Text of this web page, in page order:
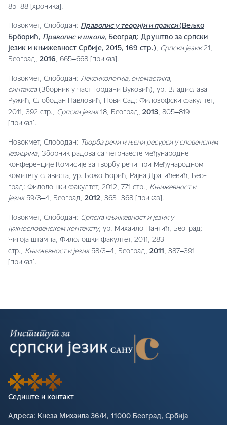
85‒88 [хроника].
Новокмет, Слободан: Правопис у теорији и пракси(Вељко
Брборић, Правопис и школа, Бео­град: Друштво за српски
језик и књижевност Србије, 2015, 169 стр.), Српски језик21,
Бео­град, 2016, 665‒668 [приказ].
Новокмет, Слободан: Лексикологија, ономастика,
синтакса (Зборник у част Гордани Вуковић), ур. Владислава
Ружић, Слободан Павловић, Нови Сад: Филозофски факултет,
2011, 392 стр., Српски језик18, Бео­град, 2013, 805‒819
[приказ].
Новокмет, Слободан:
Творба речи и њени ресурси у словенским
језицима, Зборник радова са четрнаесте међународне
конференције Комисије за творбу речи при Међународном
комитету слависта, ур. Божо Ћорић, Рајна Драгићевић, Бео­
град: Филолошки факултет, 2012, 771 стр., Књижевност и
језик59/3‒4, Бео­град, 2012, 363–368 [приказ].
Новокмет, Слободан: Српска књижевност и језик у
јужнословенском контексту, ур. Михаило Пантић, Бео­град:
Чигоја штампа, Филолошки факултет, 2011, 283
стр., Књижевност и језик58/3‒4, Бео­град, 2011 , 387‒391
[приказ].
Седиште и контакт
Адреса∶ Кнеза Михаила 36/И, 11000 Београд, Србија